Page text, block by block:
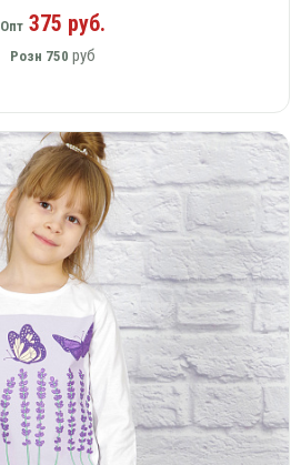
Опт375 руб.
Розн 750 руб